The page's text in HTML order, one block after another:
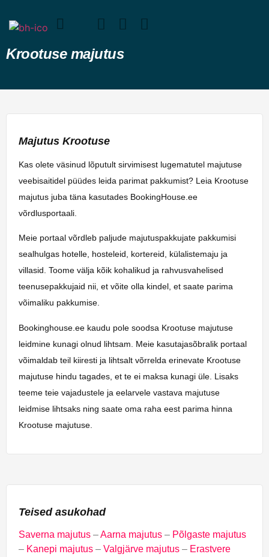
Krootuse majutus
Majutus Krootuse
Kas olete väsinud lõputult sirvimisest lugematutel majutuse
veebisaitidel püüdes leida parimat pakkumist? Leia Krootuse
majutus juba täna kasutades BookingHouse.ee
võrdlusportaali.
Meie portaal võrdleb paljude majutuspakkujate pakkumisi
sealhulgas hotelle, hosteleid, kortereid, külalistemaju ja
villasid. Toome välja kõik kohalikud ja rahvusvahelised
teenusepakkujaid nii, et võite olla kindel, et saate parima
võimaliku pakkumise.
Bookinghouse.ee kaudu pole soodsa Krootuse majutuse
leidmine kunagi olnud lihtsam. Meie kasutajasõbralik portaal
võimaldab teil kiiresti ja lihtsalt võrrelda erinevate Krootuse
majutuse hindu tagades, et te ei maksa kunagi üle. Lisaks
teeme teie vajadustele ja eelarvele vastava majutuse
leidmise lihtsaks ning saate oma raha eest parima hinna
Krootuse majutuse.
Teised asukohad
Saverna majutus –Aarna majutus – Põlgaste majutus
– Kanepi majutus – Valgjärve majutus – Erastvere